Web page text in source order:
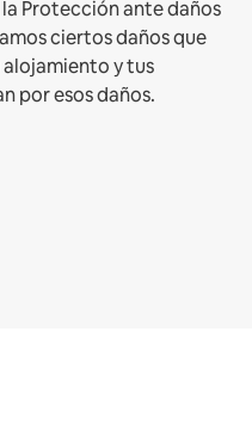
Protección ante daños
ciertos daños que
alojamiento y tus
por esos daños.